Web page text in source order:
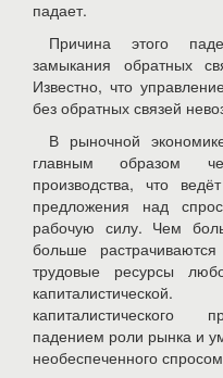
падает.
Причина этого
замыкания обратных
Известно, что
без обратных связей
В рыночной
главным образом
производства, что
предложения над
рабочую силу. Чем
больше
трудовые ресурсы
капиталистического
падением роли рынка и
необеспеченного